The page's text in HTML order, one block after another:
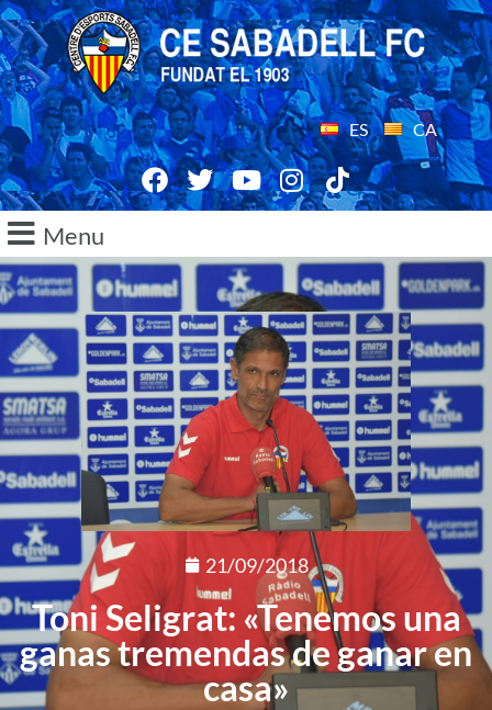
ES CA
Menu
21/09/2018
Toni Seligrat: «Tenemos una
ganas tremendas de ganar en
casa»